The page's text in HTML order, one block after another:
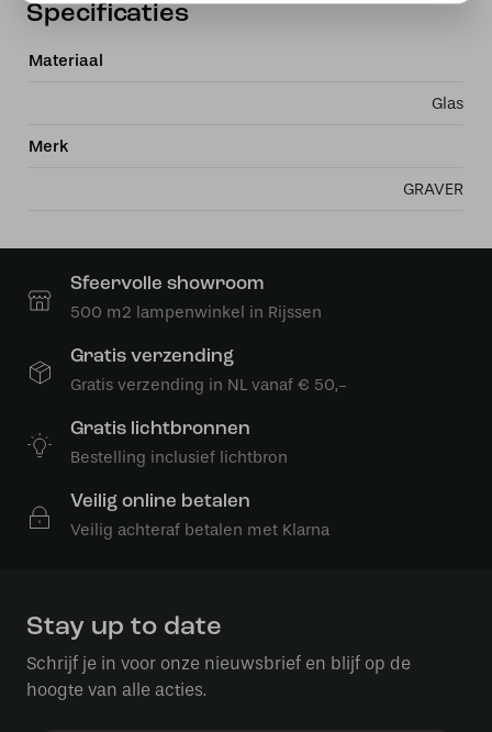
Specificaties
Materiaal
Glas
Merk
GRAVER
Sfeervolle showroom
500 m2 lampenwinkel in Rijssen
Gratis verzending
Gratis verzending in NL vanaf € 50,-
Gratis lichtbronnen
Bestelling inclusief lichtbron
Veilig online betalen
Veilig achteraf betalen met Klarna
Stay up to date
Schrijf je in voor onze nieuwsbrief en blijf op de
hoogte van alle acties.